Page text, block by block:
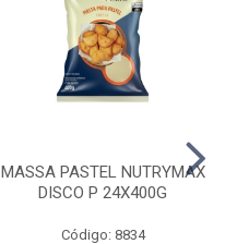
MASSA PASTEL NUTRYMAX
DISCO P 24X400G
Código: 8834